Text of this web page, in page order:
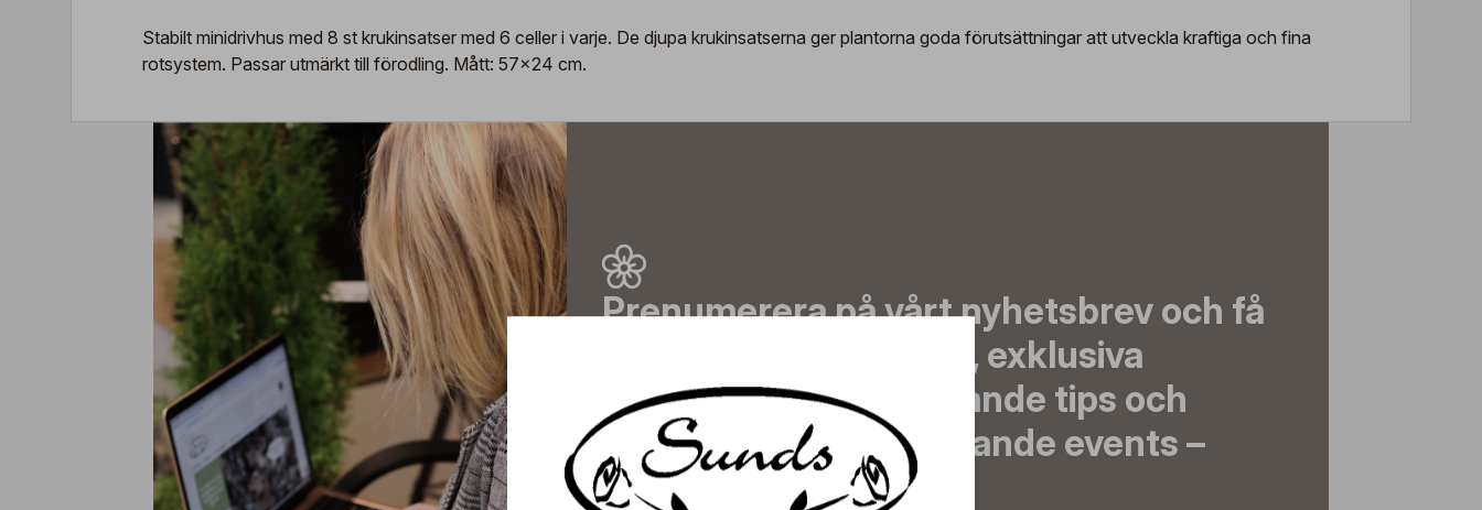
Stabilt minidrivhus med 8 st krukinsatser med 6 celler i varje. De djupa krukinsatserna ger plantorna goda förutsättningar att utveckla kraftiga och fina
rotsystem. Passar utmärkt till förodling. Mått: 57x24 cm.
Prenumerera på vårt nyhetsbrev och få
de senaste nyheterna, exklusiva
erbjudanden, inspirerande tips och
information om kommande events –
direkt till din inkorg!